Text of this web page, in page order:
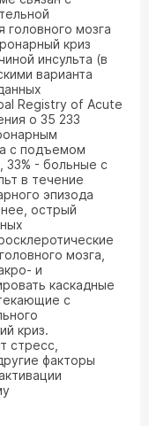
мозга
криз
инсульта (в
варианта
Registry of Acute
о 35 233
с подъемом
33% - больные с
в течение
эпизода
острый
мозга,
и
каскадные
с
криз.
стресс,
факторы